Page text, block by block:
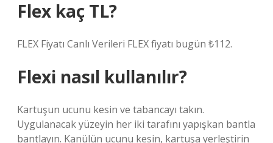
Flex kaç TL?
FLEX Fiyatı Canlı Verileri FLEX fiyatı bugün ₺112.
Flexi nasıl kullanılır?
Kartuşun ucunu kesin ve tabancayı takın.
Uygulanacak yüzeyin her iki tarafını yapışkan bantla
bantlayın. Kanülün ucunu kesin, kartuşa yerleştirin